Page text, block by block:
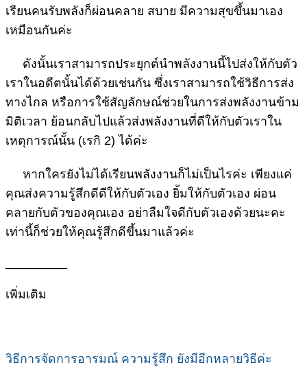
เรียนคนรับพลังก็ผ่อนคลาย สบาย มีความสุขขึ้นมาเอง
เหมือนกันค่ะ
ดังนั้นเราสามารถประยุกต์นำพลังงานนี้ไปส่งให้กับตัว
เราในอดีตนั้นได้ด้วยเช่นกัน ซึ่งเราสามารถใช้วิธีการส่ง
ทางไกล หรือการใช้สัญลักษณ์ช่วยในการส่งพลังงานข้าม
มิติเวลา ย้อนกลับไปแล้วส่งพลังงานที่ดีให้กับตัวเราใน
เหตุการณ์นั้น (เรกิ 2) ได้ค่ะ
หากใครยังไม่ได้เรียนพลังงานก็ไม่เป็นไรค่ะ เพียงแค่
คุณส่งความรู้สึกดีดีให้กับตัวเอง ยิ้มให้กับตัวเอง ผ่อน
คลายกับตัวของคุณเอง อย่าลืมใจดีกับตัวเองด้วยนะคะ
เท่านี้ก็ช่วยให้คุณรู้สึกดีขึ้นมาแล้วค่ะ
เพิ่มเติม
วิธีการจัดการอารมณ์ ความรู้สึก ยังมีอีกหลายวิธีค่ะ